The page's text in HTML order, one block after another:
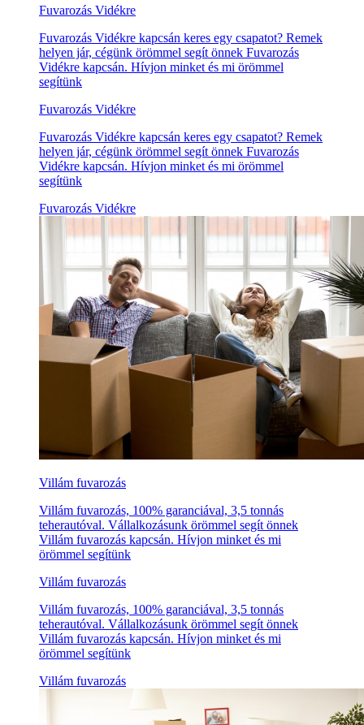
Fuvarozás Vidékre
Fuvarozás Vidékre kapcsán keres egy csapatot? Remek
helyen jár, cégünk örömmel segít önnek Fuvarozás
Vidékre kapcsán. Hívjon minket és mi örömmel
segítünk
Fuvarozás Vidékre
Fuvarozás Vidékre kapcsán keres egy csapatot? Remek
helyen jár, cégünk örömmel segít önnek Fuvarozás
Vidékre kapcsán. Hívjon minket és mi örömmel
segítünk
Fuvarozás Vidékre
Villám fuvarozás
Villám fuvarozás, 100% garanciával, 3,5 tonnás
teherautóval. Vállalkozásunk örömmel segít önnek
Villám fuvarozás kapcsán. Hívjon minket és mi
örömmel segítünk
Villám fuvarozás
Villám fuvarozás, 100% garanciával, 3,5 tonnás
teherautóval. Vállalkozásunk örömmel segít önnek
Villám fuvarozás kapcsán. Hívjon minket és mi
örömmel segítünk
Villám fuvarozás